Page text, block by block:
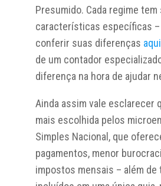
Presumido. Cada regime tem
características específicas –
conferir suas diferenças aqui
de um contador
diferença na hora de ajudar
Ainda assim vale esclarecer
mais escolhida pelos
Simples Nacional, que
pagamentos, menor
impostos mensais – além